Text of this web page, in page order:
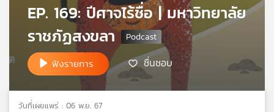
ข่าย
ไทย
EP. 169: ปีศาจไร้ชื่อ | มหาวิทยาลัย
ราชภัฏสงขลา
ฟังรายการ ชื่นชอบ
วันที่เผยแพร่ : 06 พ.ย. 67